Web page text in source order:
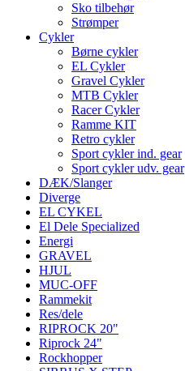
Sko tilbehør
Strømper
Cykler
Børne cykler
EL Cykler
Gravel Cykler
MTB Cykler
Racer Cykler
Ramme KIT
Retro cykler
Sport cykler ind. gear
Sport cykler udv. gear
DÆK/Slanger
Diverge
EL CYKEL
El Dele Specialized
Energi
GRAVEL
HJUL
MUC-OFF
Rammekit
Res/dele
RIPROCK 20"
Riprock 24"
Rockhopper